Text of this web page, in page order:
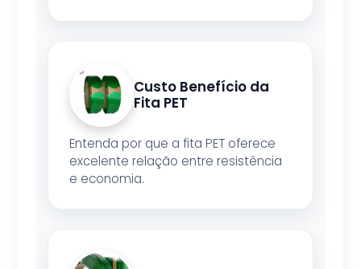
Custo Benefício da
Fita PET
Entenda por que a fita PET oferece
excelente relação entre resistência
e economia.